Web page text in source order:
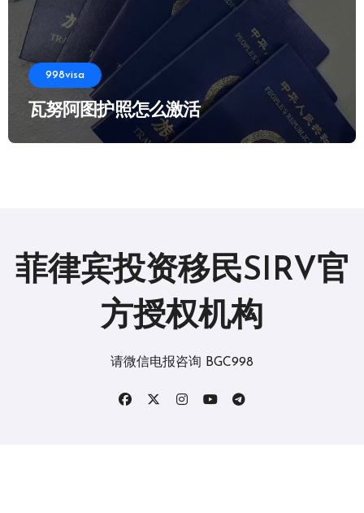
998visa
瓦努阿图护照怎么激活
菲律宾投资移民SIRV官
方授权机构
请微信电报咨询 BGC998